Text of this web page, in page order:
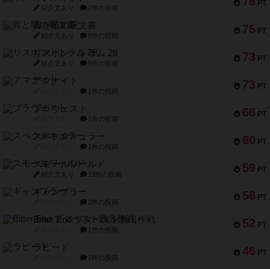
PT
紹介文あり 2件の投稿
75 PT
宵と暁の呪文書
紹介文あり 8件の投稿
73 PT
リスボン・トラム 28
紹介文あり 9件の投稿
73 PT
アマナイト
1件の投稿
66 PT
ブラヴェスト
1件の投稿
60 PT
スペクタキュラー
1件の投稿
59 PT
スモールワールド
紹介文あり 13件の投稿
58 PT
ギャンブラー
2件の投稿
52 PT
Bitter End ブタペスト救出作戦
1件の投稿
46 PT
ラピード
1件の投稿